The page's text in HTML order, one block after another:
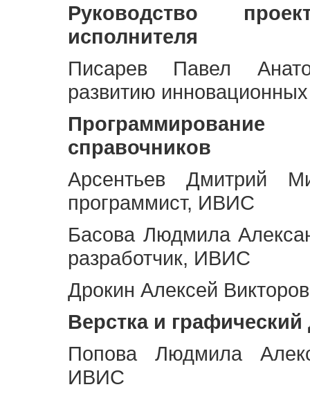
Руководство
исполнителя
Писарев Павел
развитию
Программирование
справочников
Арсентьев Дмитрий
программист, ИВИС
Басова Людмила
разработчик, ИВИС
Дрокин Алексей
Верстка и графический
Попова Людмила
ИВИС